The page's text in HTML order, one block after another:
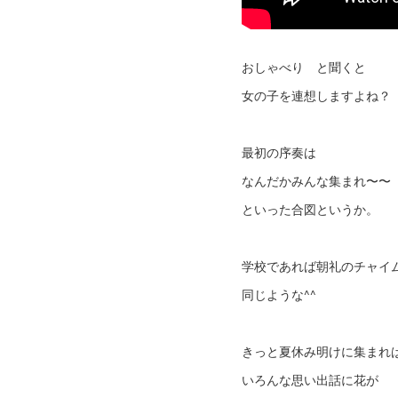
おしゃべり と聞くと
女の子を連想しますよね？
最初の序奏は
なんだかみんな集まれ〜〜
といった合図というか。
学校であれば朝礼のチャイ
同じような^^
きっと夏休み明けに集まれ
いろんな思い出話に花が